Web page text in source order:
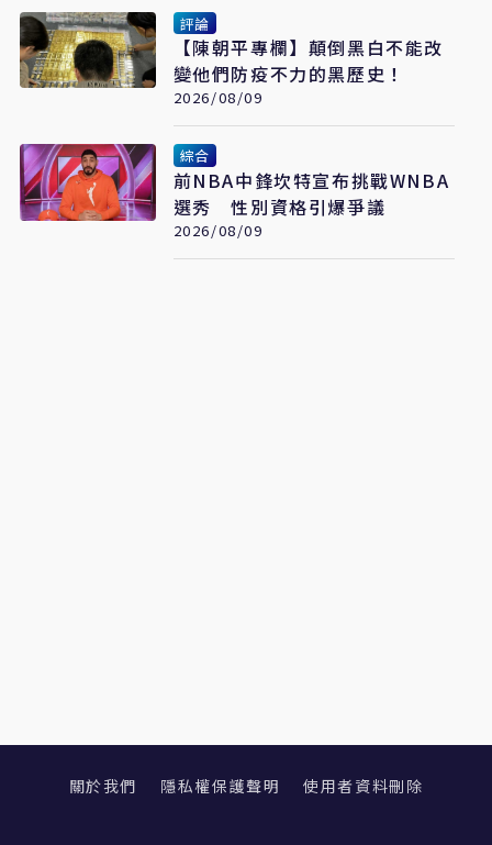
評論
【陳朝平專欄】顛倒黑白不能改
變他們防疫不力的黑歷史！
2026/08/09
綜合
前NBA中鋒坎特宣布挑戰WNBA
選秀 性別資格引爆爭議
2026/08/09
關於我們 隱私權保護聲明 使用者資料刪除